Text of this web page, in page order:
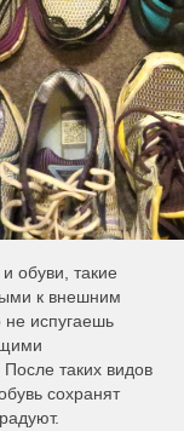
обуви, такие
к внешним
испугаешь
таких видов
сохранят